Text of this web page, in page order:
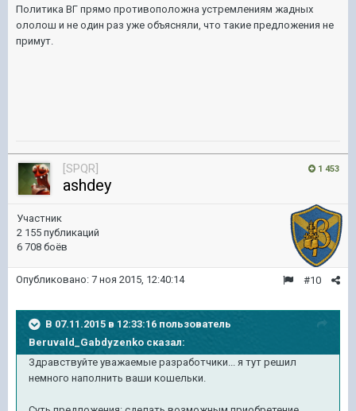
Политика ВГ прямо противоположна устремлениям жадных
ололош и не один раз уже объясняли, что такие предложения не
примут.
1 453
[SPQR]
ashdey
Участник
2 155 публикаций
6 708 боёв
#10
Опубликовано: 7 ноя 2015, 12:40:14
В 07.11.2015 в 12:33:16 пользователь
Beruvald_Gabdyzenko сказал:
Здравствуйте уважаемые разработчики... я тут решил
немного наполнить ваши кошельки.